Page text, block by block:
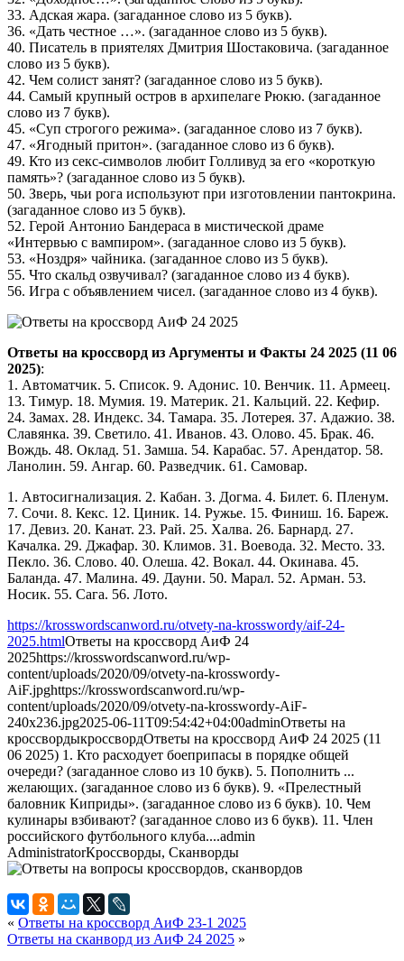
33. Адская жара. (загаданное слово из 5 букв).
36. «Дать честное …». (загаданное слово из 5 букв).
40. Писатель в приятелях Дмитрия Шостаковича. (загаданное
слово из 5 букв).
42. Чем солист занят? (загаданное слово из 5 букв).
44. Самый крупный остров в архипелаге Рюкю. (загаданное
слово из 7 букв).
45. «Суп строгого режима». (загаданное слово из 7 букв).
47. «Ягодный притон». (загаданное слово из 6 букв).
49. Кто из секс-символов любит Голливуд за его «короткую
память»? (загаданное слово из 5 букв).
50. Зверь, чьи рога используют при изготовлении пантокрина.
(загаданное слово из 5 букв).
52. Герой Антонио Бандераса в мистической драме
«Интервью с вампиром». (загаданное слово из 5 букв).
53. «Ноздря» чайника. (загаданное слово из 5 букв).
55. Что скальд озвучивал? (загаданное слово из 4 букв).
56. Игра с объявлением чисел. (загаданное слово из 4 букв).
Ответы на кроссворд из Аргументы и Факты 24 2025 (11 06
2025):
1. Автоматчик. 5. Список. 9. Адонис. 10. Венчик. 11. Армеец.
13. Тимур. 18. Мумия. 19. Материк. 21. Кальций. 22. Кефир.
24. Замах. 28. Индекс. 34. Тамара. 35. Лотерея. 37. Адажио. 38.
Славянка. 39. Светило. 41. Иванов. 43. Олово. 45. Брак. 46.
Вождь. 48. Оклад. 51. Замша. 54. Карабас. 57. Арендатор. 58.
Ланолин. 59. Ангар. 60. Разведчик. 61. Самовар.
1. Автосигнализация. 2. Кабан. 3. Догма. 4. Билет. 6. Пленум.
7. Сочи. 8. Кекс. 12. Циник. 14. Ружье. 15. Финиш. 16. Бареж.
17. Девиз. 20. Канат. 23. Рай. 25. Халва. 26. Барнард. 27.
Качалка. 29. Джафар. 30. Климов. 31. Воевода. 32. Место. 33.
Пекло. 36. Слово. 40. Олеша. 42. Вокал. 44. Окинава. 45.
Баланда. 47. Малина. 49. Дауни. 50. Марал. 52. Арман. 53.
Носик. 55. Сага. 56. Лото.
https://krosswordscanword.ru/otvety-na-krosswordy/aif-24-
2025.htmlОтветы на кроссворд АиФ 24
2025https://krosswordscanword.ru/wp-
content/uploads/2020/09/otvety-na-krosswordy-
AiF.jpghttps://krosswordscanword.ru/wp-
content/uploads/2020/09/otvety-na-krosswordy-AiF-
240x236.jpg2025-06-11T09:54:42+04:00adminОтветы на
кроссвордыкроссвордОтветы на кроссворд АиФ 24 2025 (11
06 2025) 1. Кто расходует боеприпасы в порядке общей
очереди? (загаданное слово из 10 букв). 5. Пополнить ...
желающих. (загаданное слово из 6 букв). 9. «Прелестный
баловник Киприды». (загаданное слово из 6 букв). 10. Чем
кулинары взбивают? (загаданное слово из 6 букв). 11. Член
российского футбольного клуба....admin
AdministratorКроссворды, Сканворды
« Ответы на кроссворд АиФ 23-1 2025
Ответы на сканворд из АиФ 24 2025 »